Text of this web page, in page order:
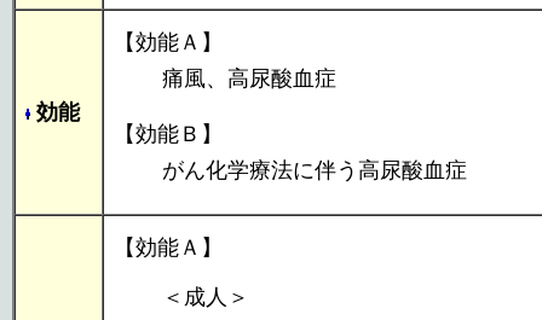
効能
【効能Ａ】
痛風、高尿酸血症
【効能Ｂ】
がん化学療法に伴う高尿酸血症
【効能Ａ】
＜成人＞